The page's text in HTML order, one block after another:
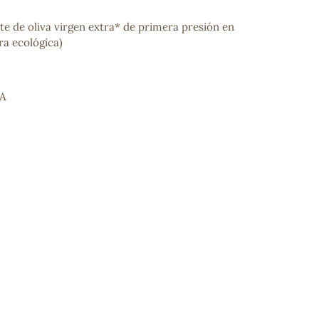
de oliva virgen extra* de primera presión en
ecológica)